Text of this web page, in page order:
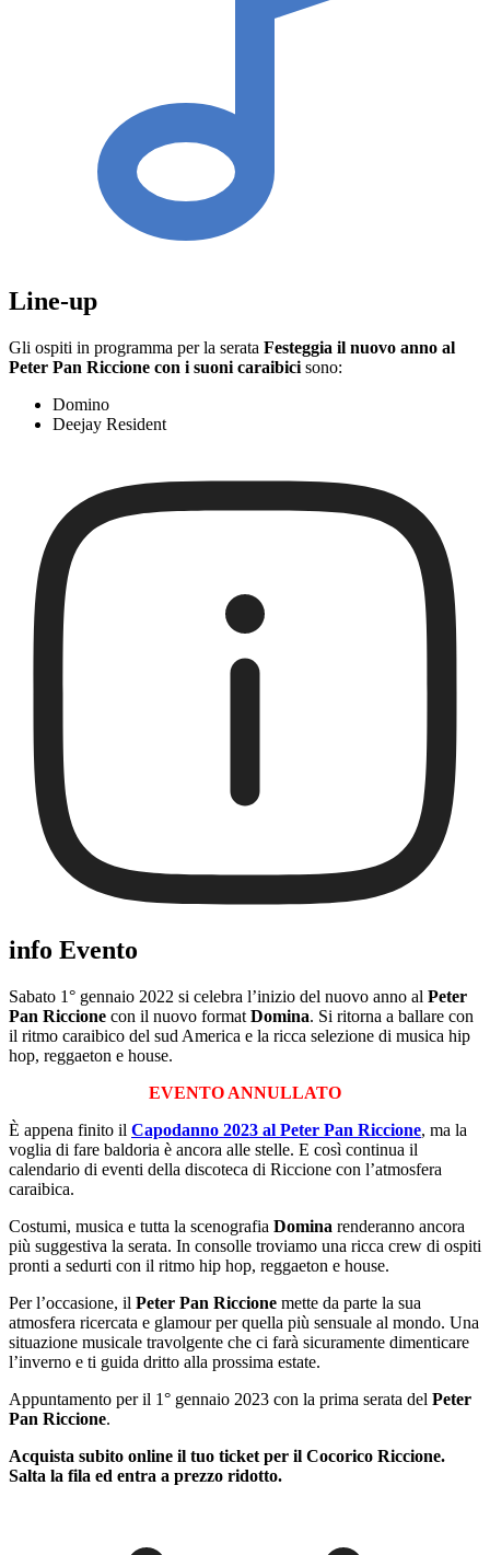
Line-up
Gli ospiti in programma per la serata Festeggia il nuovo anno al
Peter Pan Riccione con i suoni caraibici sono:
Domino
Deejay Resident
info Evento
Sabato 1° gennaio 2022 si celebra l’inizio del nuovo anno al Peter
Pan Riccione con il nuovo format Domina. Si ritorna a ballare con
il ritmo caraibico del sud America e la ricca selezione di musica hip
hop, reggaeton e house.
EVENTO ANNULLATO
È appena finito il Capodanno 2023 al Peter Pan Riccione, ma la
voglia di fare baldoria è ancora alle stelle. E così continua il
calendario di eventi della discoteca di Riccione con l’atmosfera
caraibica.
Costumi, musica e tutta la scenografia Domina renderanno ancora
più suggestiva la serata. In consolle troviamo una ricca crew di ospiti
pronti a sedurti con il ritmo hip hop, reggaeton e house.
Per l’occasione, il Peter Pan Riccione mette da parte la sua
atmosfera ricercata e glamour per quella più sensuale al mondo. Una
situazione musicale travolgente che ci farà sicuramente dimenticare
l’inverno e ti guida dritto alla prossima estate.
Appuntamento per il 1° gennaio 2023 con la prima serata del Peter
Pan Riccione.
Acquista subito online il tuo ticket per il Cocorico Riccione.
Salta la fila ed entra a prezzo ridotto.